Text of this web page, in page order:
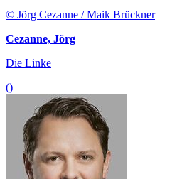
© Jörg Cezanne / Maik Brückner
Cezanne, Jörg
Die Linke
()